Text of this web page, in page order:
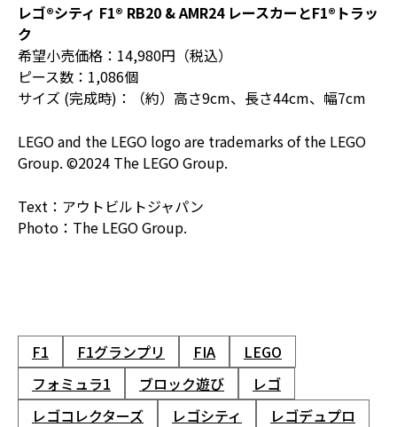
レゴ®シティ F1® RB20 & AMR24 レースカーとF1®トラッ
ク
希望小売価格：14,980円（税込）
ピース数：1,086個
サイズ (完成時)：（約）高さ9cm、長さ44cm、幅7cm
LEGO and the LEGO logo are trademarks of the LEGO
Group. ©2024 The LEGO Group.
Text：アウトビルトジャパン
Photo：The LEGO Group.
F1 F1グランプリ FIA
LEGO
フォミュラ1
ブロック遊び
レゴ
レゴコレクターズ
レゴシティ レゴデュプロ